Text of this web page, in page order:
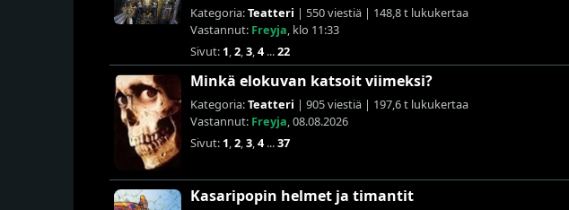
Kategoria:Teatteri | 550 viestiä | 148,8 t lukukertaa
Vastannut: Freyja , klo 11:33
Sivut: 1 2 3 4...22
Minkä elokuvan katsoit viimeksi?
Kategoria:Teatteri | 905 viestiä | 197,6 t lukukertaa
Vastannut: Freyja , 08.08.2026
Sivut: 1 2 3 4...37
Kasaripopin helmet ja timantit